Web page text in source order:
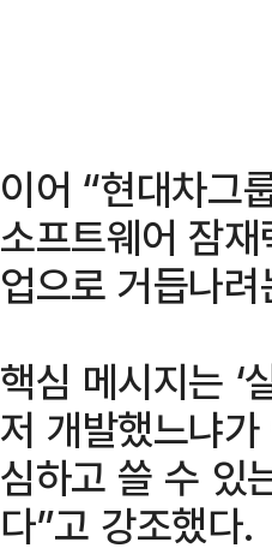
이어 “현대차그
소프트웨어 잠
업으로 거듭나
핵심 메시지는 ‘
저 개발했느냐
심하고 쓸 수 있
다”고 강조했다.